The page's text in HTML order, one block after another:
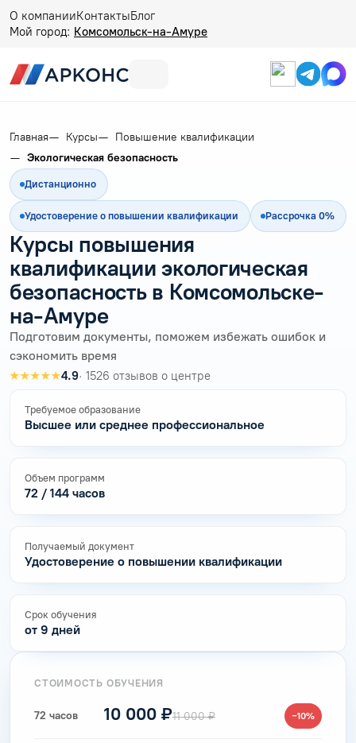
О компанииКонтактыБлог
Мой город: Комсомольск-на-Амуре
Главная Курсы
Повышение квалификации
Экологическая безопасность
Дистанционно
Удостоверение о повышении квалификации Рассрочка 0%
Курсы повышения
квалификации экологическая
безопасность в Комсомольске-
на-Амуре
Подготовим документы, поможем избежать ошибок и
сэкономить время
★★★★★4.9· 1526 отзывов о центре
Требуемое образование
Высшее или среднее профессиональное
Объем программ
72 / 144 часов
Получаемый документ
Удостоверение о повышении квалификации
Срок обучения
от 9 дней
СТОИМОСТЬ ОБУЧЕНИЯ
72 часов 10 000 ₽11 000 ₽ −10%